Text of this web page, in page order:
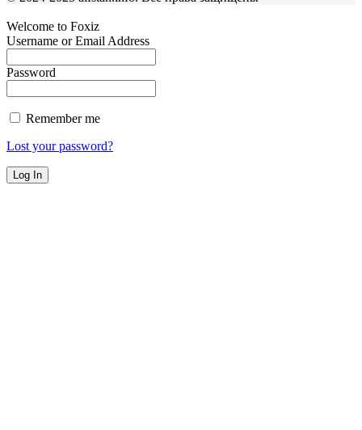
Welcome to Foxiz
Username or Email Address
Password
Remember me
Lost your password?